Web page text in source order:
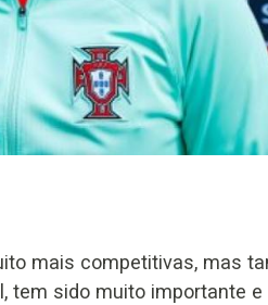
mais competitivas, mas
tem sido muito importante